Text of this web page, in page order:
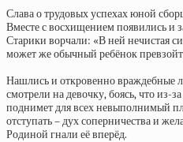
Слава о трудовых успехах юной
Вместе с восхищением появились и
Старики ворчали: «В ней нечистая
может же обычный ребёнок
Нашлись и откровенно враждебные
смотрели на девочку, боясь, что из-
поднимет для всех невыполнимый
отступать – дух соперничества и
Родиной гнали её вперёд.